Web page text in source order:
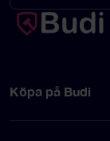
Köpa på Budi